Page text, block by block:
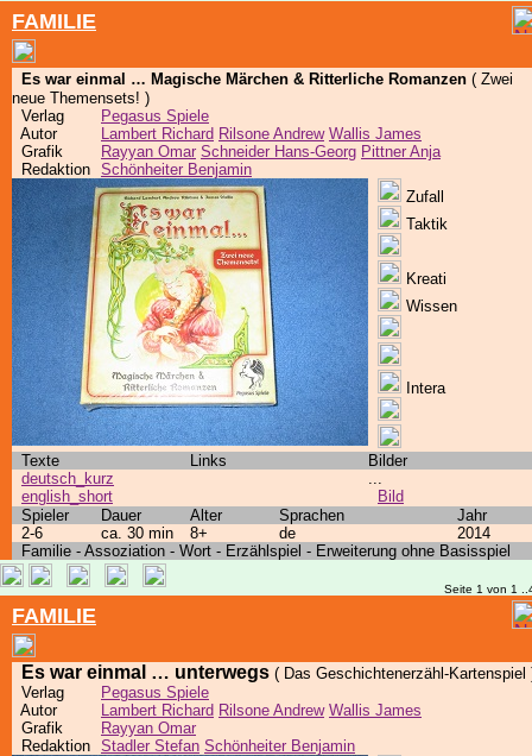
FAMILIE
Es war einmal … Magische Märchen & Ritterliche Romanzen ( Zwei
neue Themensets! )
Verlag
Pegasus Spiele
Autor
Lambert Richard Rilsone Andrew Wallis James
Grafik
Rayyan Omar Schneider Hans-Georg Pittner Anja
Redaktion Schönheiter Benjamin
Zufall
Taktik
Kreati
Wissen
Intera
Texte Links
Bilder
deutsch_kurz
english_short
...
Bild
Spieler
Dauer Alter Sprachen
Jahr
2-6
ca. 30 min 8+ de
2014
Familie - Assoziation - Wort - Erzählspiel - Erweiterung ohne Basisspiel
Seite 1 von 1
FAMILIE
Es war einmal … unterwegs ( Das Geschichtenerzähl-Kartenspiel
Verlag
Pegasus Spiele
Autor
Lambert Richard Rilsone Andrew Wallis James
Grafik
Rayyan Omar
Redaktion Stadler Stefan Schönheiter Benjamin